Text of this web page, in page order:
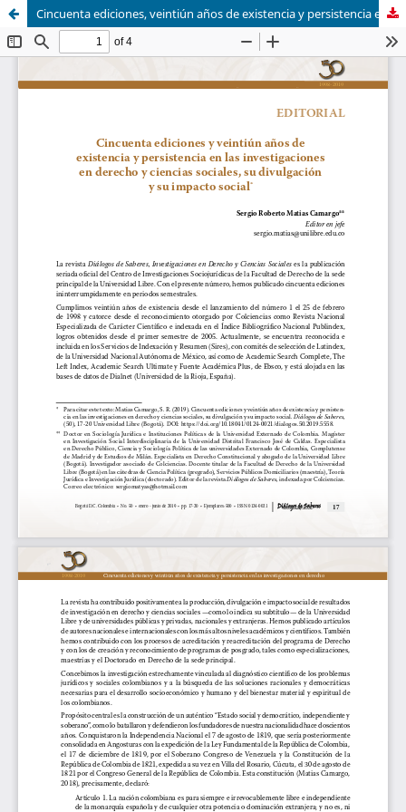
Cincuenta ediciones, veintiún años de existencia y persistencia en las investigaciones en derecho y ciencias sociales, su divulgación y su impacto social